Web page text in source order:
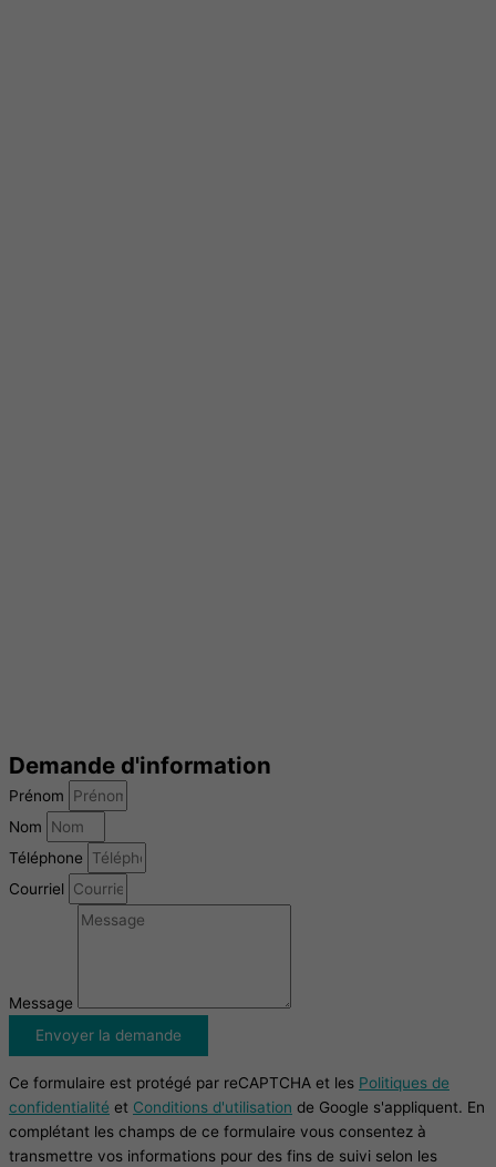
Demande d'information
Prénom
Nom
Téléphone
Courriel
Message
Envoyer la demande
Ce formulaire est protégé par reCAPTCHA et les Politiques de
confidentialité et Conditions d'utilisation de Google s'appliquent. En
complétant les champs de ce formulaire vous consentez à
transmettre vos informations pour des fins de suivi selon les